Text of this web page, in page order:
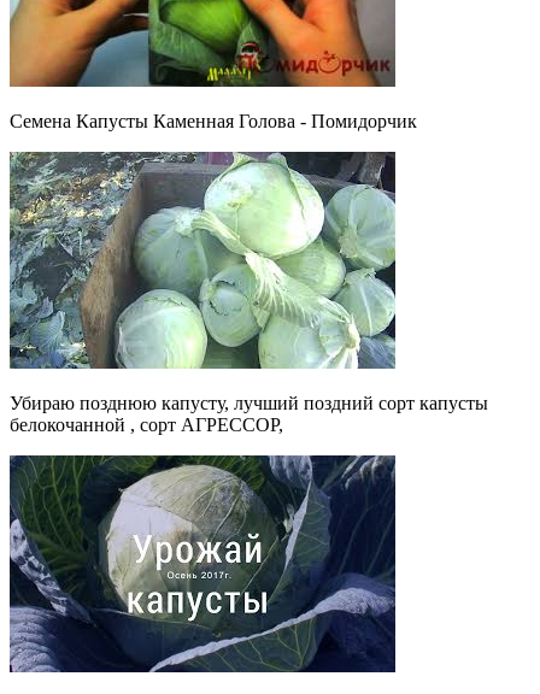
Семена Капусты Каменная Голова - Помидорчик
Убираю позднюю капусту, лучший поздний сорт капусты
белокочанной , сорт АГРЕССОР,